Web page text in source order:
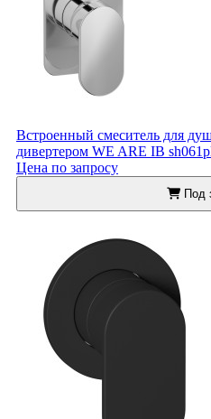
Встроенный смеситель для
дивертером WE ARE IB
Цена по запросу
Под